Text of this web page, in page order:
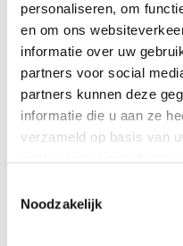
personaliseren, om
en om ons
informatie over uw
partners voor social
partners kunnen deze
informatie die u aan ze
verzameld op basis van
Noodzakelijk
Na de bevrijding wordt
Nederland er na de oorlog
transportsector moet daar
wederopbouw van de
Honderden arbeiders
bomkraters en maken niet
stampen ook barakken uit
Op 20 mei 1945 landt het